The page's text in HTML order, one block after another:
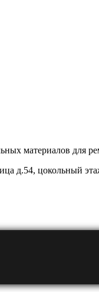
материалов для
д.54, цокольный